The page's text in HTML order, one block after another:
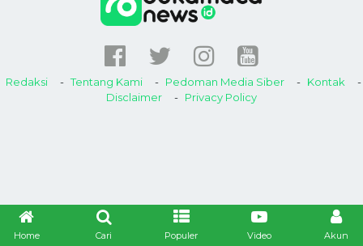
Home Cari Populer Video Akun
Redaksi Tentang Kami Pedoman Media Siber
Kontak
Disclaimer
Privacy Policy